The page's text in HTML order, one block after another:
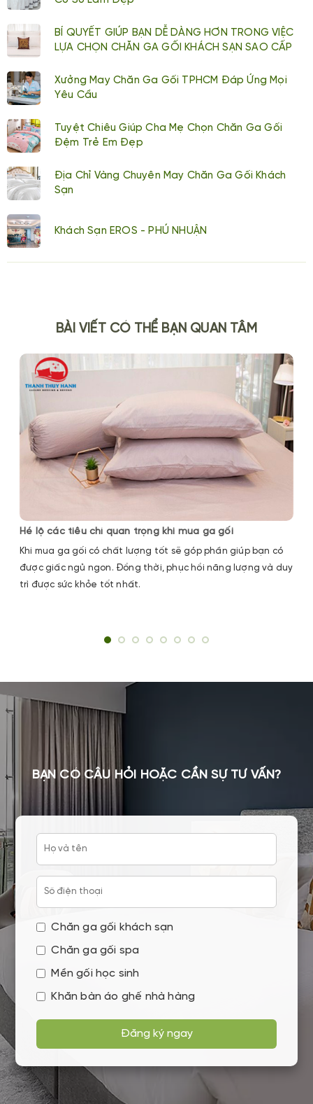
BÍ QUYẾT GIÚP BẠN DỄ DÀNG HƠN TRONG VIỆC
LỰA CHỌN CHĂN GA GỐI KHÁCH SẠN SAO CẤP
Xưởng May Chăn Ga Gối TPHCM Đáp Ứng Mọi
Yêu Cầu
Tuyệt Chiêu Giúp Cha Mẹ Chọn Chăn Ga Gối
Đệm Trẻ Em Đẹp
Địa Chỉ Vàng Chuyên May Chăn Ga Gối Khách
Sạn
Khách Sạn EROS - PHÚ NHUẬN
BÀI VIẾT CÓ THỂ BẠN QUAN TÂM
Hé lộ các tiêu chí quan trọng khi mua ga gối
Khi mua ga gối có chất lượng tốt sẽ góp phần giúp bạn có
được giấc ngủ ngon. Đồng thời, phục hồi năng lượng và duy
trì được sức khỏe tốt nhất.
BẠN CÓ CÂU HỎI HOẶC CẦN SỰ TƯ VẤN?
Chăn ga gối khách sạn
Chăn ga gối spa
Mền gối học sinh
Khăn bàn áo ghế nhà hàng
Đăng ký ngay